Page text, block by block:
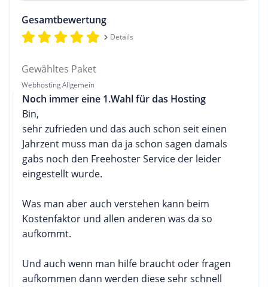
Gesamtbewertung
Details
Gewähltes Paket
Webhosting Allgemein
Noch immer eine 1.Wahl für das Hosting
Bin,
sehr zufrieden und das auch schon seit einen
Jahrzent muss man da ja schon sagen damals
gabs noch den Freehoster Service der leider
eingestellt wurde.
Was man aber auch verstehen kann beim
Kostenfaktor und allen anderen was da so
aufkommt.
Und auch wenn man hilfe braucht oder fragen
aufkommen dann werden diese sehr schnell